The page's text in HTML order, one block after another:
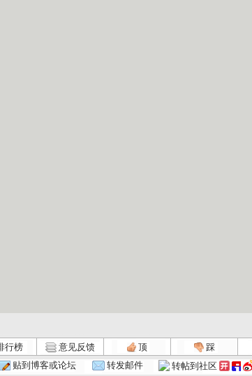
行榜 意见反馈 顶
踩
贴到博客或论坛 转发邮件 转帖到社区